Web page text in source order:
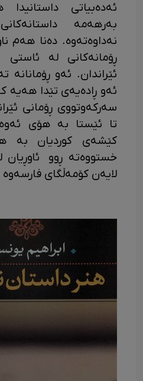
ئەدەبیاتی
بەرهەمە
نەداوەتەوە. دەنا هەم
ڕۆمانەکانی لە ئاستی
ئێراندان. ئەو ڕۆمانانە
ئەو ڕادەیەی تێدا هەیە
سەرکەوتووی ڕۆمانی
تا ئێستا بە هۆی
کێشەی کوردیان بە
خستووەتە ڕوو ئاوڕیان
لایەن کۆمەڵگای فارسەوە